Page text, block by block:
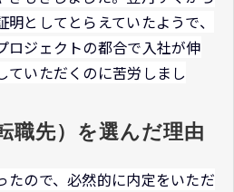
としてとらえていたようで、
ロジェクトの都合で入社が伸
ていただくのに苦労しまし
職先）を選んだ理由
たので、必然的に内定をいただ